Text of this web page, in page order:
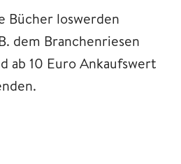
Bücher loswerden
dem Branchenriesen
ab 10 Euro Ankaufswert